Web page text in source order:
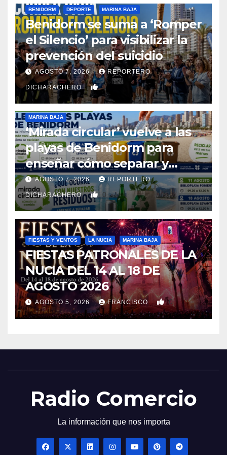
BENIDORM DEPORTE MARINA BAJA
Benidorm se suma a ‘Romper
el Silencio’ para visibilizar la
prevención del suicidio
AGOSTO 7, 2026 REPORTERO
DICHARACHERO 0
MARINA BAJA
‘Mirada circular’ vuelve a las
playas de Benidorm para
enseñar cómo separar y
reciclar los residuos
AGOSTO 7, 2026 REPORTERO
DICHARACHERO 0
FIESTAS Y VENTOS LA NUCIA MARINA BAJA
FIESTAS PATRONALES DE LA
NUCIA DEL 14 AL 18 DE
AGOSTO 2026
AGOSTO 5, 2026 FRANCISCO 0
Radio Comercio
La información que nos importa